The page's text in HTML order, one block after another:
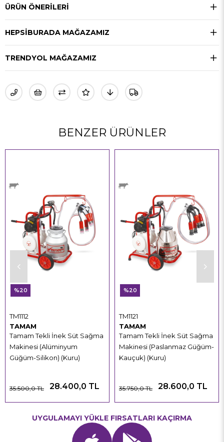
ÜRÜN ÖNERILERI
HEPSIBURADA MAĞAZAMIZ
TRENDYOL MAĞAZAMIZ
BENZER ÜRÜNLER
TAMAM
Tamam Tekli İnek Süt Sağma
Makinesi (Alüminyum
Güğüm-Silikon) (Kuru)
TM1112
28.400,0 TL
35.500,0 TL
%20
TAMAM
Tamam Tekli İnek Süt Sağma
Makinesi (Paslanmaz Güğüm-
Kauçuk) (Kuru)
TM1121
28.600,0 TL
35.750,0 TL
%20
UYGULAMAYI YÜKLE FIRSATLARI KAÇIRMA